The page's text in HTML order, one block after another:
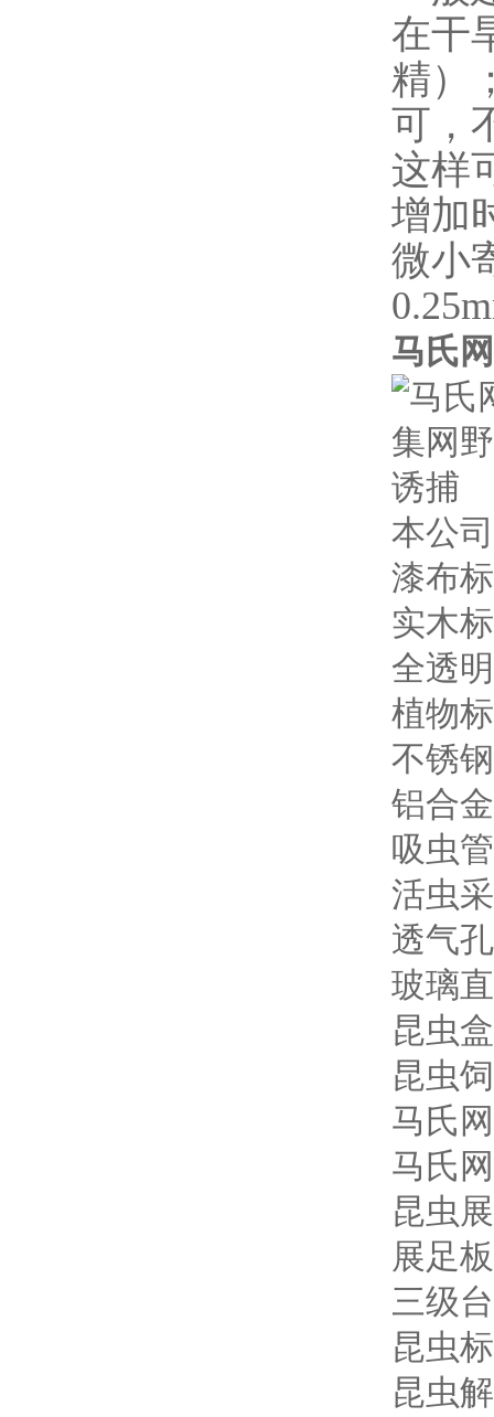
在干
精）
可，
这样
增加
微小
马氏
本公
漆布
实木
全透
植物
不锈
铝合
吸虫
活虫
透气
玻璃
昆虫
昆虫
马氏
马氏
昆虫
展足
三级
昆虫
昆虫